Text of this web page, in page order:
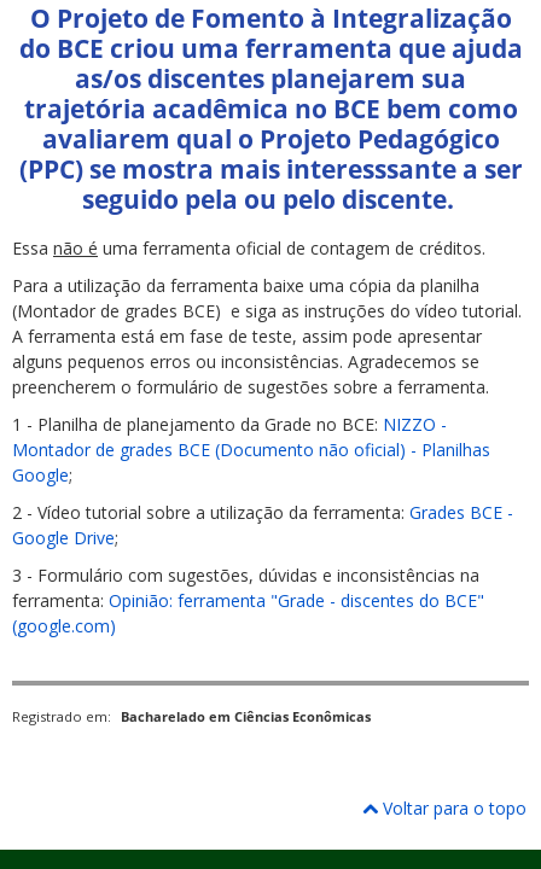
O Projeto de Fomento à Integralização
do BCE criou uma ferramenta que ajuda
as/os discentes planejarem sua
trajetória acadêmica no BCE bem como
avaliarem qual o Projeto Pedagógico
(PPC) se mostra mais interesssante a ser
seguido pela ou pelo discente.
Essa não é uma ferramenta oficial de contagem de créditos.
Para a utilização da ferramenta baixe uma cópia da planilha
(Montador de grades BCE) e siga as instruções do vídeo tutorial.
A ferramenta está em fase de teste, assim pode apresentar
alguns pequenos erros ou inconsistências. Agradecemos se
preencherem o formulário de sugestões sobre a ferramenta.
1 - Planilha de planejamento da Grade no BCE: NIZZO -
Montador de grades BCE (Documento não oficial) - Planilhas
Google;
2 - Vídeo tutorial sobre a utilização da ferramenta: Grades BCE -
Google Drive;
3 - Formulário com sugestões, dúvidas e inconsistências na
ferramenta: Opinião: ferramenta "Grade - discentes do BCE"
(google.com)
Registrado em: Bacharelado em Ciências Econômicas
Voltar para o topo